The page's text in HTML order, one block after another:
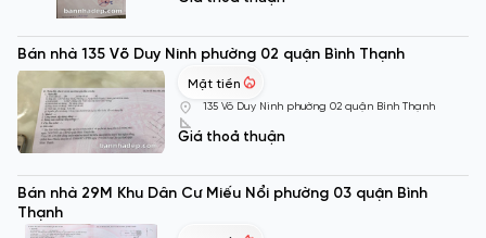
Bán nhà 135 Võ Duy Ninh phường 02 quận Bình Thạnh
Mặt tiền
135 Võ Duy Ninh phường 02 quận Bình Thạnh
Giá thoả thuận
Bán nhà 29M Khu Dân Cư Miếu Nổi phường 03 quận Bình
Thạnh